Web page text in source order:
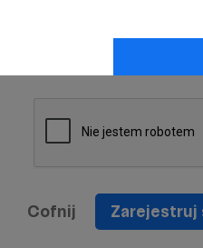
informacji handlowych -
Cofnij Zarejestruj